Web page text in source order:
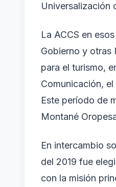
Universalización
La ACCS en
Gobierno y otras
para el turismo,
Comunicación,
Este período de
Montané
En intercambio
del 2019 fue
con la misión